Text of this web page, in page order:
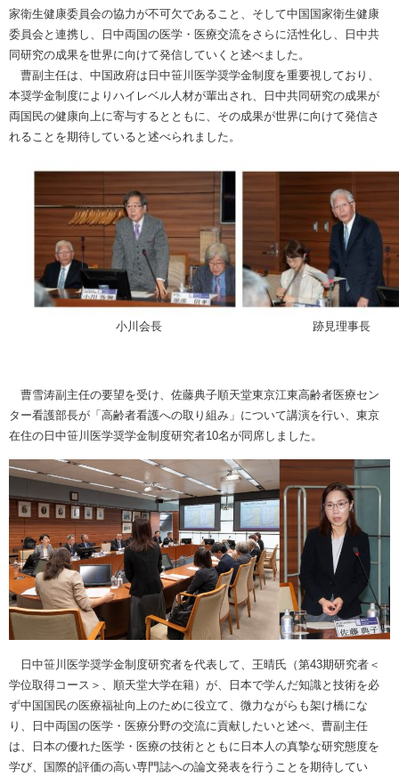
家衛生健康委員会の協力が不可欠であること、そして中国国家衛生健康
委員会と連携し、日中両国の医学・医療交流をさらに活性化し、日中共
同研究の成果を世界に向けて発信していくと述べました。
曹副主任は、中国政府は日中笹川医学奨学金制度を重要視しており、
本奨学金制度によりハイレベル人材が輩出され、日中共同研究の成果が
両国民の健康向上に寄与するとともに、その成果が世界に向けて発信さ
れることを期待していると述べられました。
小川会長 跡見理
曹雪涛副主任の要望を受け、佐藤典子順天堂東京江東高齢者医療セン
ター看護部長が「高齢者看護への取り組み」について講演を行い、東京
在住の日中笹川医学奨学金制度研究者10名が同席しました。
日中笹川医学奨学金制度研究者を代表して、王晴氏（第43期研究者＜
学位取得コース＞、順天堂大学在籍）が、日本で学んだ知識と技術を必
ず中国国民の医療福祉向上のために役立て、微力ながらも架け橋にな
り、日中両国の医学・医療分野の交流に貢献したいと述べ、曹副主任
は、日本の優れた医学・医療の技術とともに日本人の真摯な研究態度を
学び、国際的評価の高い専門誌への論文発表を行うことを期待してい